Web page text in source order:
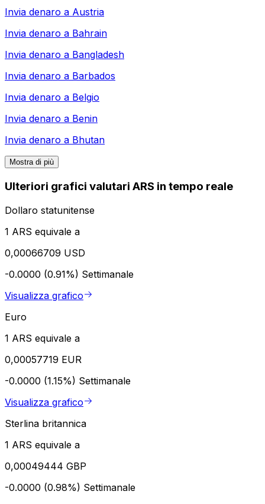
Invia denaro a Austria
Invia denaro a Bahrain
Invia denaro a Bangladesh
Invia denaro a Barbados
Invia denaro a Belgio
Invia denaro a Benin
Invia denaro a Bhutan
Mostra di più
Ulteriori grafici valutari ARS in tempo reale
Dollaro statunitense
1 ARS equivale a
0,00066709 USD
-0.0000 (0.91%) Settimanale
Visualizza grafico
Euro
1 ARS equivale a
0,00057719 EUR
-0.0000 (1.15%) Settimanale
Visualizza grafico
Sterlina britannica
1 ARS equivale a
0,00049444 GBP
-0.0000 (0.98%) Settimanale